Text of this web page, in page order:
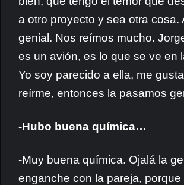
a otro proyecto y sea otra cosa.
genial. Nos reímos mucho.
es un avión, es lo que se ve en
Yo soy parecido a ella, me
reírme, entonces la pasamos
-Hubo buena química…
-Muy buena química. Ojalá la
enganche con la pareja, porque